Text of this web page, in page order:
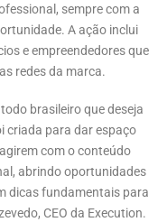
sempre com a
A ação inclui
e empreendedores que
redes da marca.
brasileiro que deseja
criada para dar espaço
com o conteúdo
abrindo oportunidades
dicas fundamentais para
CEO da Execution.